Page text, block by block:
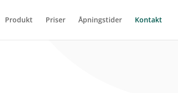
Produkt Priser Åpningstider Kontakt